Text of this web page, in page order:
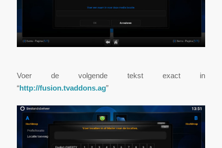
Voer de volgende tekst exact in
“http://fusion.tvaddons.ag”